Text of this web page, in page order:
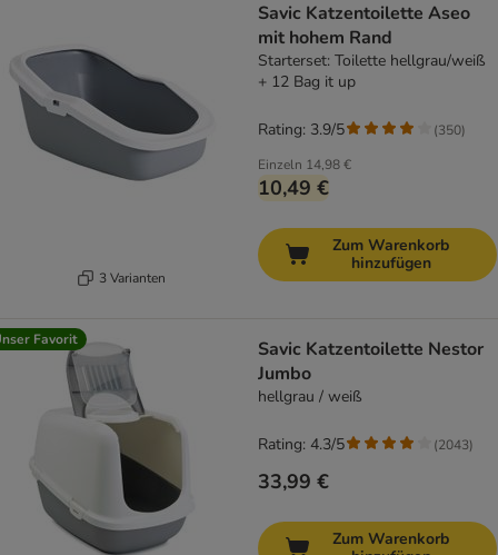
3 Varianten
Savic Katzentoilette Aseo
mit hohem Rand
Starterset: Toilette hellgrau/weiß
+ 12 Bag it up
Einzeln 14,98 €
10,49 €
Rating: 3.9/5 (350)
Zum Warenkorb
hinzufügen
Favorit
Savic Katzentoilette Nestor
Jumbo
hellgrau / weiß
33,99 €
Rating: 4.3/5 (2043)
Zum Warenkorb